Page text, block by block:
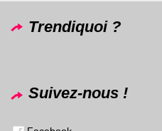
Trendiquoi ?
Suivez-nous !